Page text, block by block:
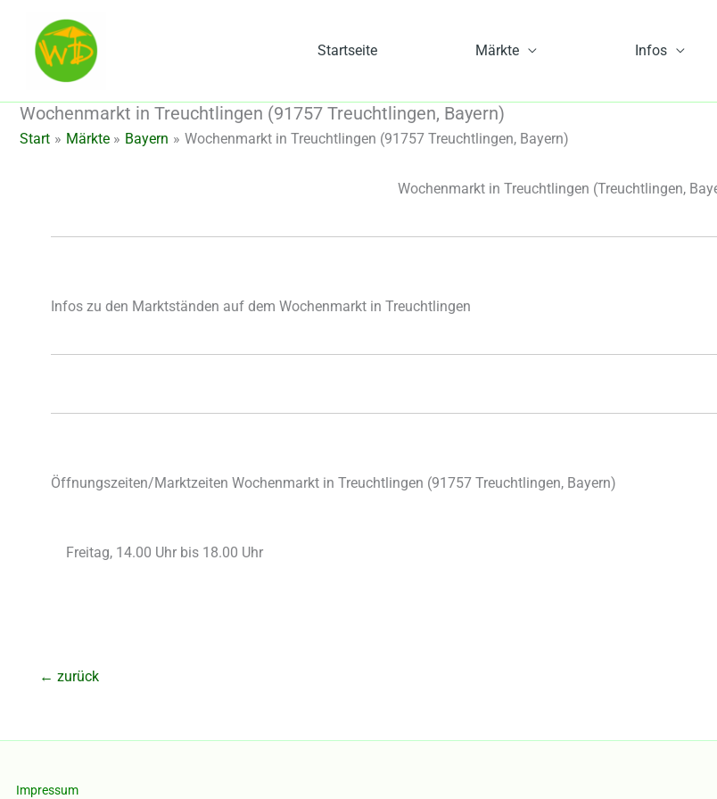
springen
Startseite Märkte Infos
Wochenmarkt in Treuchtlingen (91757 Treuchtlingen, Bayern)
Start Märkte Bayern Wochenmarkt in Treuchtlingen (91757 Treuchtlingen, Bayern)
Wochenmarkt in Treuchtlingen (Treuchtlingen,
Infos zu den Marktständen auf dem Wochenmarkt in Treuchtlingen
Öffnungszeiten/Marktzeiten Wochenmarkt in Treuchtlingen (91757 Treuchtlingen, Bayern)
Freitag, 14.00 Uhr bis 18.00 Uhr
← zurück
Impressum